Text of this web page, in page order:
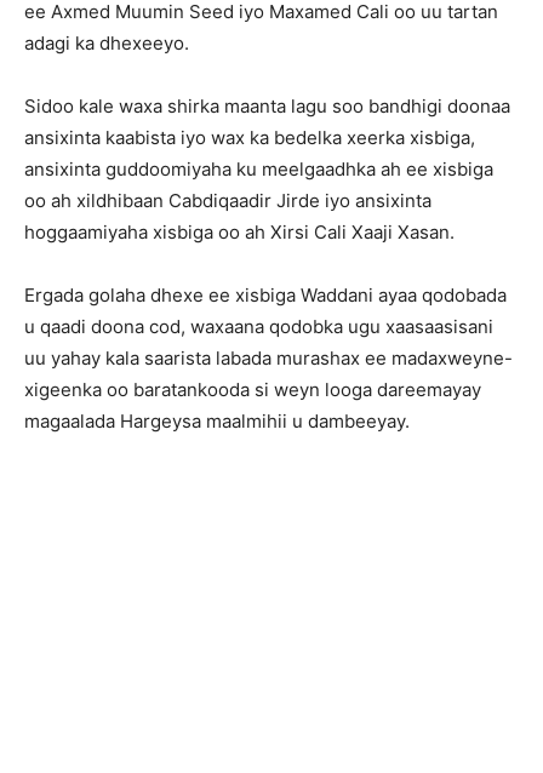
ee Axmed Muumin Seed iyo Maxamed Cali oo uu tartan
adagi ka dhexeeyo.
Sidoo kale waxa shirka maanta lagu soo bandhigi doonaa
ansixinta kaabista iyo wax ka bedelka xeerka xisbiga,
ansixinta guddoomiyaha ku meelgaadhka ah ee xisbiga
oo ah xildhibaan Cabdiqaadir Jirde iyo ansixinta
hoggaamiyaha xisbiga oo ah Xirsi Cali Xaaji Xasan.
Ergada golaha dhexe ee xisbiga Waddani ayaa qodobada
u qaadi doona cod, waxaana qodobka ugu xaasaasisani
uu yahay kala saarista labada murashax ee madaxweyne-
xigeenka oo baratankooda si weyn looga dareemayay
magaalada Hargeysa maalmihii u dambeeyay.